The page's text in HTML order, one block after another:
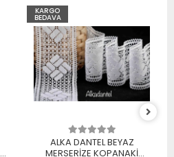
KARGO
BEDAVA
ALKA DANTEL BEYAZ
MERSERİZE KOPANAKİ